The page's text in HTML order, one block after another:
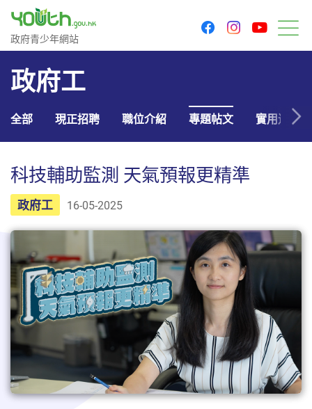
政府青少年網站
政府青少年網站
facebookinstagram
政府工
全部 現正招聘 職位介紹 專題帖文 實用連結
科技輔助監測 天氣預報更精準
政府工 16-05-2025